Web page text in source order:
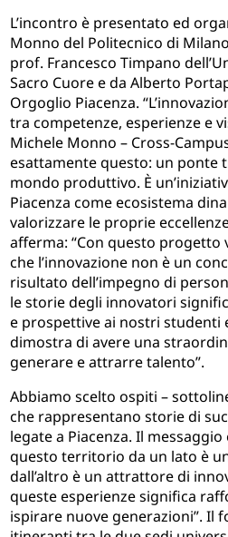
L’incontro è presentato ed
Monno del Politecnico di
prof. Francesco Timpano
Sacro Cuore e da Alberto
Orgoglio Piacenza.
tra competenze, esperienze e
Michele Monno – Cross-
esattamente questo: un ponte
mondo produttivo. È
Piacenza come ecosistema
valorizzare le proprie
afferma: “Con questo
che l’innovazione non è un
risultato dell’impegno di
le storie degli innovatori
e prospettive ai nostri studenti
dimostra di avere una
generare e attrarre talento”.
Abbiamo scelto ospiti –
che rappresentano storie di
legate a Piacenza. Il
questo territorio da un lato è
dall’altro è un attrattore di
queste esperienze significa
ispirare nuove generazioni”. Il